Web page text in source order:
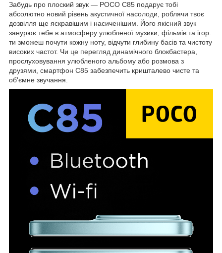
Забудь про плоский звук — POCO C85 подарує тобі
абсолютно новий рівень акустичної насолоди, роблячи твоє
дозвілля ще яскравішим і насиченішим. Його якісний звук
занурює тебе в атмосферу улюбленої музики, фільмів та ігор:
ти зможеш почути кожну ноту, відчути глибину басів та чистоту
високих частот. Чи це перегляд динамічного блокбастера,
прослуховування улюбленого альбому або розмова з
друзями, смартфон C85 забезпечить кришталево чисте та
об'ємне звучання.